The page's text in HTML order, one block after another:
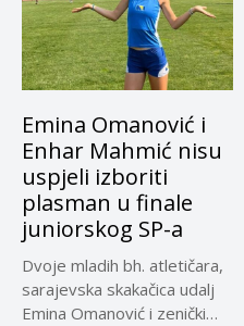
Emina Omanović i
Enhar Mahmić nisu
uspjeli izboriti
plasman u finale
juniorskog SP-a
Dvoje mladih bh. atletičara,
sarajevska skakačica udalj
Emina Omanović i zenički